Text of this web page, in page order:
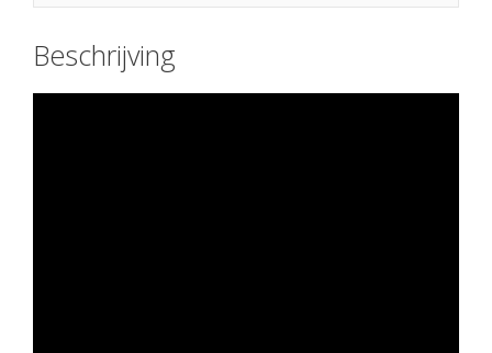
Beschrijving